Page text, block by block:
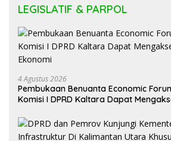
LEGISLATIF & PARPOL
4 Agustus 2026
Pembukaan Benuanta Economic
Komisi I DPRD Kaltara Dapat